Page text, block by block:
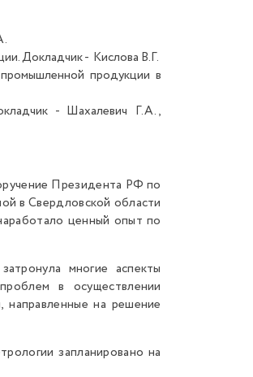
Докладчик - Кислова В.Г.
продукции в
- Шахалевич Г.А.,
Президента РФ по
в Свердловской области
ценный опыт по
многие аспекты
в осуществлении
на решение
запланировано на